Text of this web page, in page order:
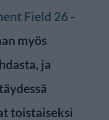
Field 26-
myös
ja
toistaiseksi